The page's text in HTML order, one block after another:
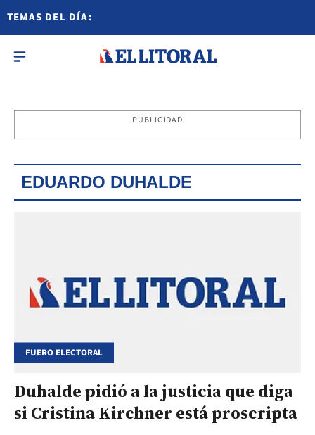
TEMAS DEL DÍA:
PUBLICIDAD
EDUARDO DUHALDE
FUERO ELECTORAL
Duhalde pidió a la justicia que diga
si Cristina Kirchner está proscripta